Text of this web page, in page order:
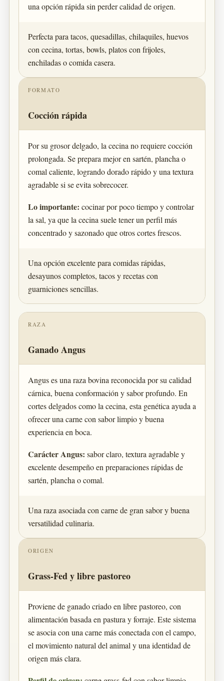
una opción rápida sin perder calidad de origen.
Perfecta para tacos, quesadillas, chilaquiles, huevos
con cecina, tortas, bowls, platos con frijoles,
enchiladas o comida casera.
FORMATO
Cocción rápida
Por su grosor delgado, la cecina no requiere cocción
prolongada. Se prepara mejor en sartén, plancha o
comal caliente, logrando dorado rápido y una textura
agradable si se evita sobrecocer.
Lo importante: cocinar por poco tiempo y controlar
la sal, ya que la cecina suele tener un perfil más
concentrado y sazonado que otros cortes frescos.
Una opción excelente para comidas rápidas,
desayunos completos, tacos y recetas con
guarniciones sencillas.
RAZA
Ganado Angus
Angus es una raza bovina reconocida por su calidad
cárnica, buena conformación y sabor profundo. En
cortes delgados como la cecina, esta genética ayuda a
ofrecer una carne con sabor limpio y buena
experiencia en boca.
Carácter Angus: sabor claro, textura agradable y
excelente desempeño en preparaciones rápidas de
sartén, plancha o comal.
Una raza asociada con carne de gran sabor y buena
versatilidad culinaria.
ORIGEN
Grass-Fed y libre pastoreo
Proviene de ganado criado en libre pastoreo, con
alimentación basada en pastura y forraje. Este sistema
se asocia con una carne más conectada con el campo,
el movimiento natural del animal y una identidad de
origen más clara.